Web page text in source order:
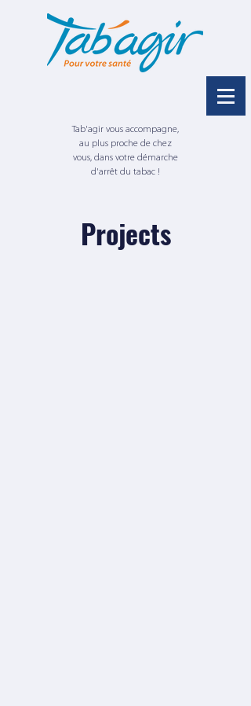
Tab'agir vous accompagne,
au plus proche de chez
vous, dans votre démarche
d'arrêt du tabac !
Projects